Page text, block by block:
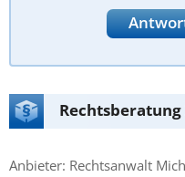
Anbieter: Rechtsanwalt